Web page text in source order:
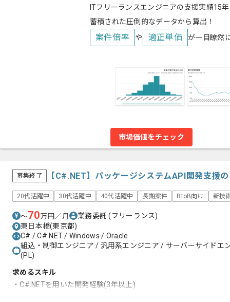
ITフリーランスエンジニアの支援実績15
蓄積された圧倒的なデータから算出！
案件倍率 や 適正単価 が一目瞭然
市場価値をチェック
募集終了 【C#.NET】パッケージシステムAPI開発支援
20代活躍中 30代活躍中 40代活躍中 長期案件 BtoB向け 新技
〜70万円／月 業務委託(フリーランス)
東日本橋(東京都)
C# / C#.NET / Windows / Oracle
組込・制御エンジニア / 汎用系エンジニア / サーバーサイドエ
(PL)
求めるスキル
・C#.NETを用いた開発経験(3年以上)